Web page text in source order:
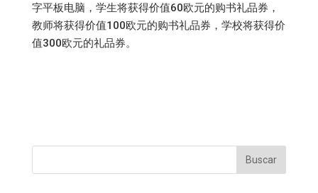
字平板电脑，学生将获得价值60欧元的购书礼品券，
教师将获得价值100欧元的购书礼品券，学校将获得价
值300欧元的礼品券。